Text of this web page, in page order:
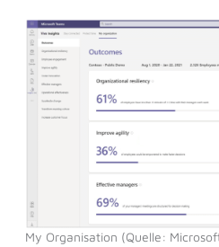
My Organisation (Quelle: